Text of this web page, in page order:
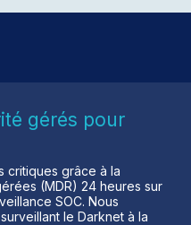
gérés pour
critiques grâce à la
(MDR) 24 heures sur
SOC. Nous
le Darknet à la